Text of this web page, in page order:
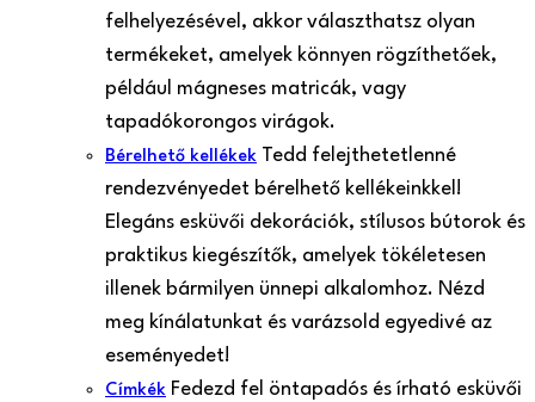
felhelyezésével, akkor választhatsz olyan
termékeket, amelyek könnyen rögzíthetőek,
például mágneses matricák, vagy
tapadókorongos virágok.
Bérelhető kellékek Tedd felejthetetlenné
rendezvényedet bérelhető kellékeinkkel!
Elegáns esküvői dekorációk, stílusos bútorok és
praktikus kiegészítők, amelyek tökéletesen
illenek bármilyen ünnepi alkalomhoz. Nézd
meg kínálatunkat és varázsold egyedivé az
eseményedet!
Címkék Fedezd fel öntapadós és írható esküvői